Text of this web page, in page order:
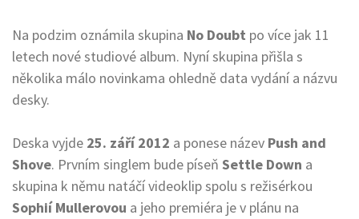
Na podzim oznámila skupina No Doubt po více jak 11
letech nové studiové album. Nyní skupina přišla s
několika málo novinkama ohledně data vydání a názvu
desky.
Deska vyjde 25. září 2012 a ponese název Push and
Shove. Prvním singlem bude píseň Settle Down a
skupina k němu natáčí videoklip spolu s režisérkou
Sophií Mullerovou a jeho premiéra je v plánu na